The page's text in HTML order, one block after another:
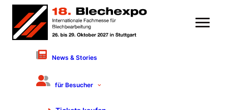
News & Stories
für Besucher